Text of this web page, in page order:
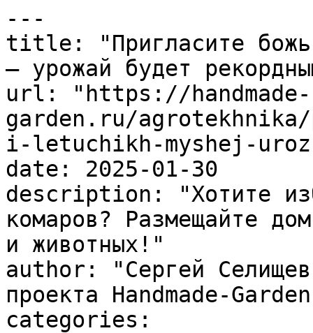
---
title: "Пригласите
– урожай будет
url: "https://handmade-
garden.ru/
i-letuchikh-myshej-
date: 2025-01-30
description: "Хотите
комаров? Размещайте
и животных!"
author: "Сергей
проекта Handmade-
categories: